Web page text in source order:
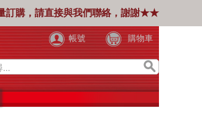
訂購，請直接與我們聯絡，謝謝★★
帳號 購物車